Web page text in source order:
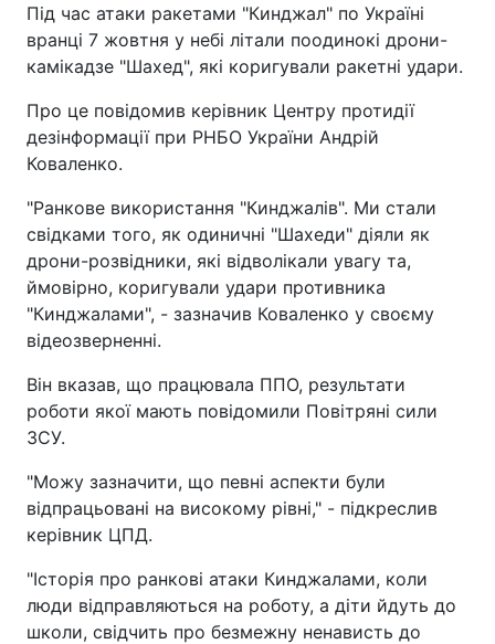
Під час атаки ракетами "Кинджал" по Україні
вранці 7 жовтня у небі літали поодинокі дрони-
камікадзе "Шахед", які коригували ракетні удари.
Про це повідомив керівник Центру протидії
дезінформації при РНБО України Андрій
Коваленко.
"Ранкове використання "Кинджалів". Ми стали
свідками того, як одиничні "Шахеди" діяли як
дрони-розвідники, які відволікали увагу та,
ймовірно, коригували удари противника
"Кинджалами", - зазначив Коваленко у своєму
відеозверненні.
Він вказав, що працювала ППО, результати
роботи якої мають повідомили Повітряні сили
ЗСУ.
"Можу зазначити, що певні аспекти були
відпрацьовані на високому рівні," - підкреслив
керівник ЦПД.
"Історія про ранкові атаки Кинджалами, коли
люди відправляються на роботу, а діти йдуть до
школи, свідчить про безмежну ненависть до